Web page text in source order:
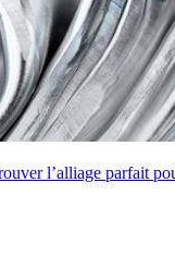
l’alliage parfait